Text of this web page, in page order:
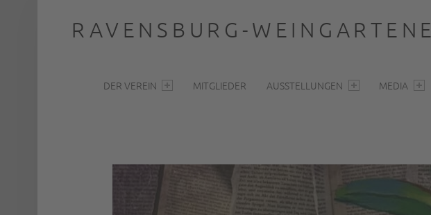
RAVENSBURG-
DER VEREIN MITGLIEDER AUSSTELLUNGEN MEDIA